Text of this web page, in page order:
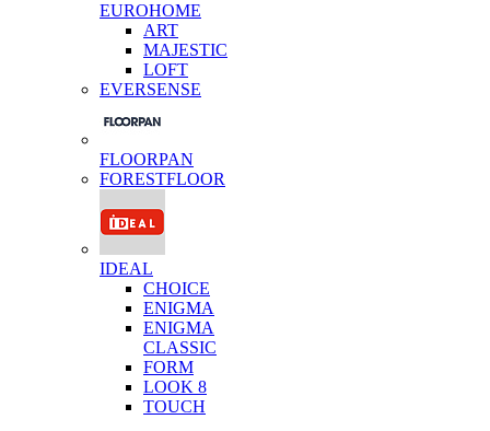
EUROHOME
ART
MAJESTIC
LOFT
EVERSENSE
FLOORPAN
FORESTFLOOR
IDEAL
CHOICE
ENIGMA
ENIGMA
CLASSIC
FORM
LOOK 8
TOUCH